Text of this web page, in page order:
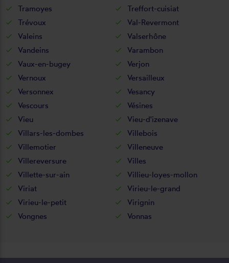
Tramoyes
Treffort-cuisiat
Trévoux
Val-Revermont
Valeins
Valserhône
Vandeins
Varambon
Vaux-en-bugey
Verjon
Vernoux
Versailleux
Versonnex
Vesancy
Vescours
Vésines
Vieu
Vieu-d'izenave
Villars-les-dombes
Villebois
Villemotier
Villeneuve
Villereversure
Villes
Villette-sur-ain
Villieu-loyes-mollon
Viriat
Virieu-le-grand
Virieu-le-petit
Virignin
Vongnes
Vonnas